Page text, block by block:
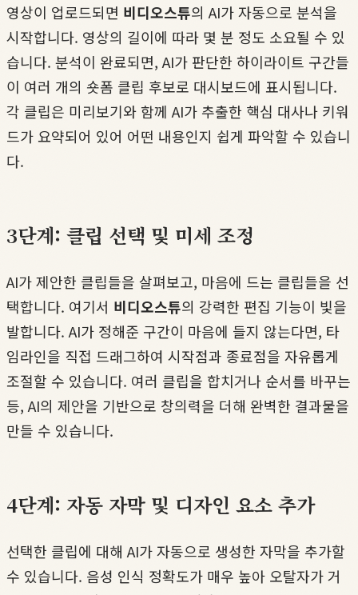
영상이 업로드되면 비디오스튜의 AI가 자동으로 분석을
시작합니다. 영상의 길이에 따라 몇 분 정도 소요될 수 있
습니다. 분석이 완료되면, AI가 판단한 하이라이트 구간들
이 여러 개의 숏폼 클립 후보로 대시보드에 표시됩니다.
각 클립은 미리보기와 함께 AI가 추출한 핵심 대사나 키워
드가 요약되어 있어 어떤 내용인지 쉽게 파악할 수 있습니
다.
3단계: 클립 선택 및 미세 조정
AI가 제안한 클립들을 살펴보고, 마음에 드는 클립들을 선
택합니다. 여기서 비디오스튜의 강력한 편집 기능이 빛을
발합니다. AI가 정해준 구간이 마음에 들지 않는다면, 타
임라인을 직접 드래그하여 시작점과 종료점을 자유롭게
조절할 수 있습니다. 여러 클립을 합치거나 순서를 바꾸는
등, AI의 제안을 기반으로 창의력을 더해 완벽한 결과물을
만들 수 있습니다.
4단계: 자동 자막 및 디자인 요소 추가
선택한 클립에 대해 AI가 자동으로 생성한 자막을 추가할
수 있습니다. 음성 인식 정확도가 매우 높아 오탈자가 거